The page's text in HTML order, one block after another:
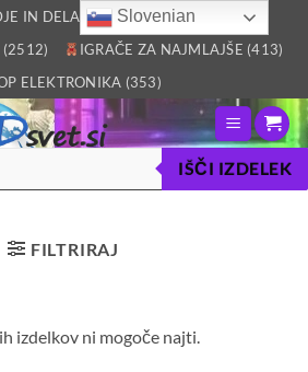
IN DELAVNICA (2805)
(2512)
IGRAČE ZA NAJMLAJŠE (413)
ELEKTRONIKA (353)
IŠČI IZDELEK
FILTRIRAJ
izdelkov ni mogoče najti.
Slovenian